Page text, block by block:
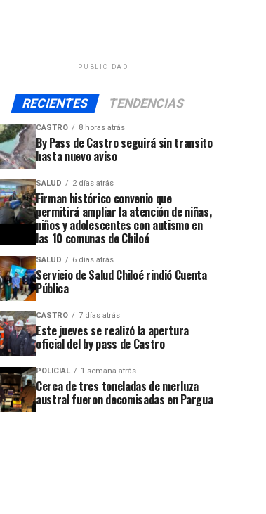
PUBLICIDAD
RECIENTES TENDENCIAS
CASTRO 8 horas atrás
By Pass de Castro seguirá sin transito
hasta nuevo aviso
SALUD 2 días atrás
Firman histórico convenio que
permitirá ampliar la atención de niñas,
niños y adolescentes con autismo en
las 10 comunas de Chiloé
SALUD 6 días atrás
Servicio de Salud Chiloé rindió Cuenta
Pública
CASTRO 7 días atrás
Este jueves se realizó la apertura
oficial del by pass de Castro
POLICIAL 1 semana atrás
Cerca de tres toneladas de merluza
austral fueron decomisadas en Pargua